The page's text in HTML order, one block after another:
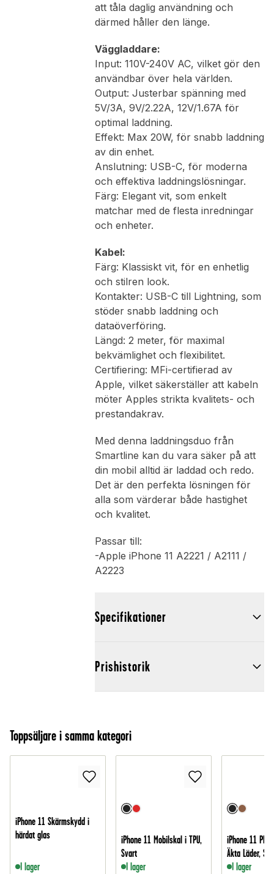
att tåla daglig användning och
därmed håller den länge.
Väggladdare:
Input: 110V-240V AC, vilket gör den
användbar över hela världen.
Output: Justerbar spänning med
5V/3A, 9V/2.22A, 12V/1.67A för
optimal laddning.
Effekt: Max 20W, för snabb laddning
av din enhet.
Anslutning: USB-C, för moderna
och effektiva laddningslösningar.
Färg: Elegant vit, som enkelt
matchar med de flesta inredningar
och enheter.
Kabel:
Färg: Klassiskt vit, för en enhetlig
och stilren look.
Kontakter: USB-C till Lightning, som
stöder snabb laddning och
dataöverföring.
Längd: 2 meter, för maximal
bekvämlighet och flexibilitet.
Certifiering: MFi-certifierad av
Apple, vilket säkerställer att kabeln
möter Apples strikta kvalitets- och
prestandakrav.
Med denna laddningsduo från
Smartline kan du vara säker på att
din mobil alltid är laddad och redo.
Det är den perfekta lösningen för
alla som värderar både hastighet
och kvalitet.
Passar till:
-Apple iPhone 11 A2221 / A2111 /
A2223
Specifikationer
Prishistorik
Toppsäljare i samma kategori
iPhone 11 Skärmskydd i
härdat glas
I lager
iPhone 11 Mobilskal i TPU,
Svart
I lager
iPhone 11
Äkta Läder,
I lager